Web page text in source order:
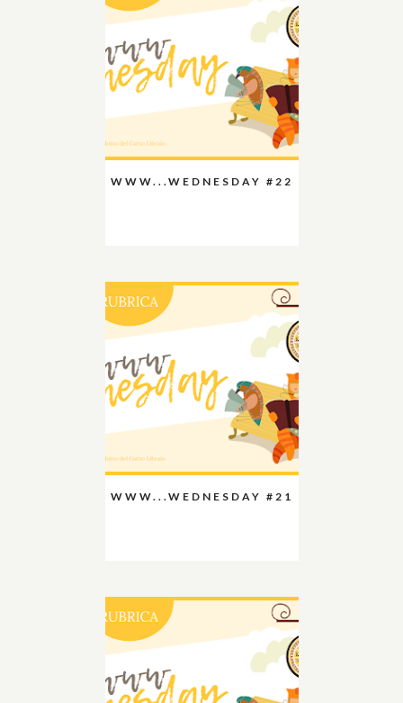
WWW...WEDNESDAY #22
WWW...WEDNESDAY #21